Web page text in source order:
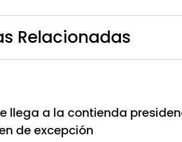
Relacionadas
llega a la contienda
de excepción